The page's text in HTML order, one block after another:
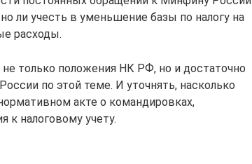
ли учесть в уменьшение базы по налогу на
расходы.
не только положения НК РФ, но и достаточно
по этой теме. И уточнять, насколько
акте о командировках,
к налоговому учету.